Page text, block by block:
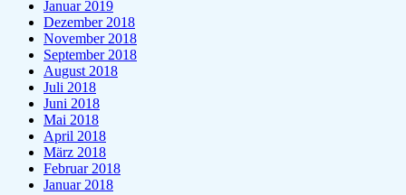
Januar 2019
Dezember 2018
November 2018
September 2018
August 2018
Juli 2018
Juni 2018
Mai 2018
April 2018
März 2018
Februar 2018
Januar 2018